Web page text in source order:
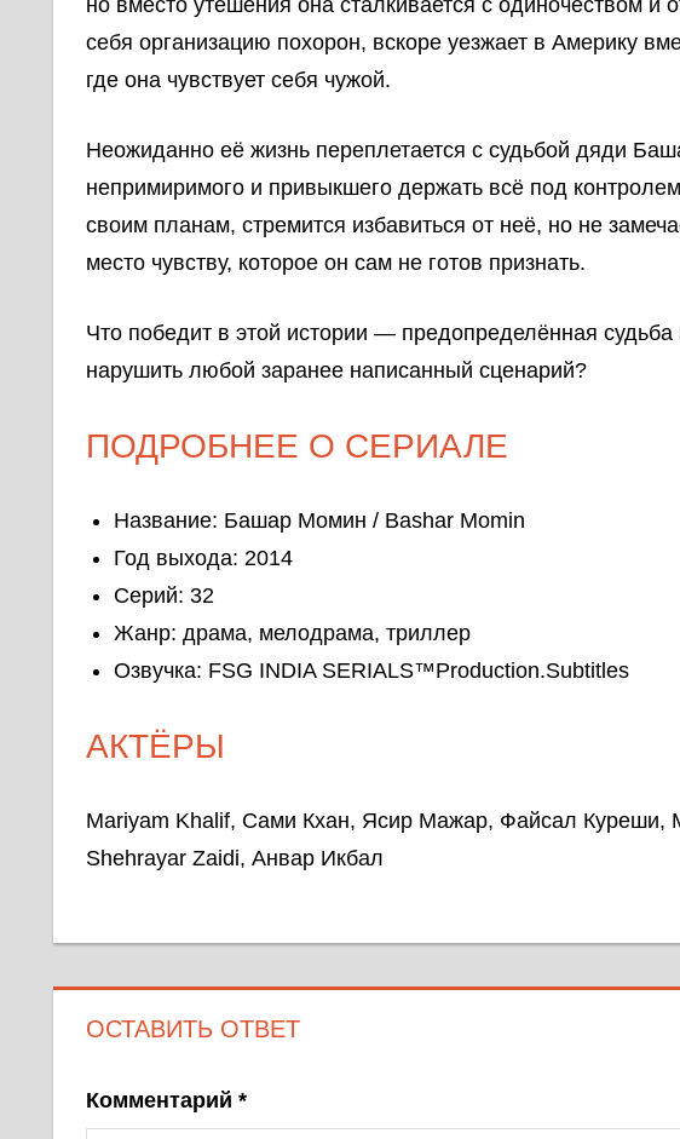
себя организацию похорон, вскоре уезжает в Америку
где она чувствует себя чужой.
Неожиданно её жизнь переплетается с судьбой дяди
непримиримого и привыкшего держать всё под
своим планам, стремится избавиться от неё, но не
место чувству, которое он сам не готов признать.
Что победит в этой истории — предопределённая
нарушить любой заранее написанный сценарий?
ПОДРОБНЕЕ О СЕРИАЛЕ
Название: Башар Момин / Bashar Momin
Год выхода: 2014
Серий: 32
Жанр: драма, мелодрама, триллер
Озвучка: FSG INDIA SERIALS™Production.Subtitles
АКТЁРЫ
Mariyam Khalif, Сами Кхан, Ясир Мажар, Файсал Куреши,
Shehrayar Zaidi, Анвар Икбал
ОСТАВИТЬ ОТВЕТ
Комментарий *